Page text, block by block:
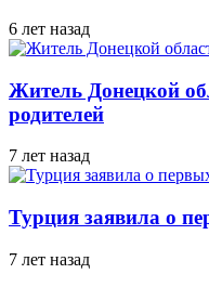
6 лет назад
Житель Донецкой
родителей
7 лет назад
Турция заявила о
7 лет назад